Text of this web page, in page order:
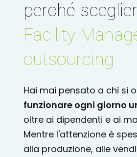
perché
Facility
outsourcing
Hai mai pensato a chi si
funzionare ogni giorno
oltre ai dipendenti e ai
Mentre l'attenzione è
alla produzione, alle